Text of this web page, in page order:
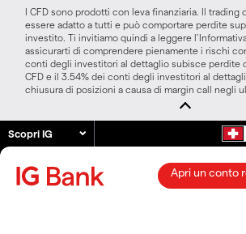
I CFD sono prodotti con leva finanziaria. Il trading
essere adatto a tutti e può comportare perdite
investito. Ti invitiamo quindi a leggere
assicurarti di comprendere pienamente i rischi
conti degli investitori al dettaglio subisce perdite
CFD e il 3.54% dei conti degli investitori al
chiusura di posizioni a causa di margin call negli
Scopri IG
Apri un conto